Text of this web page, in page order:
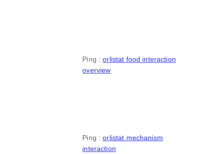
Ping :orlistat food interaction
overview
Ping :orlistat mechanism
interaction